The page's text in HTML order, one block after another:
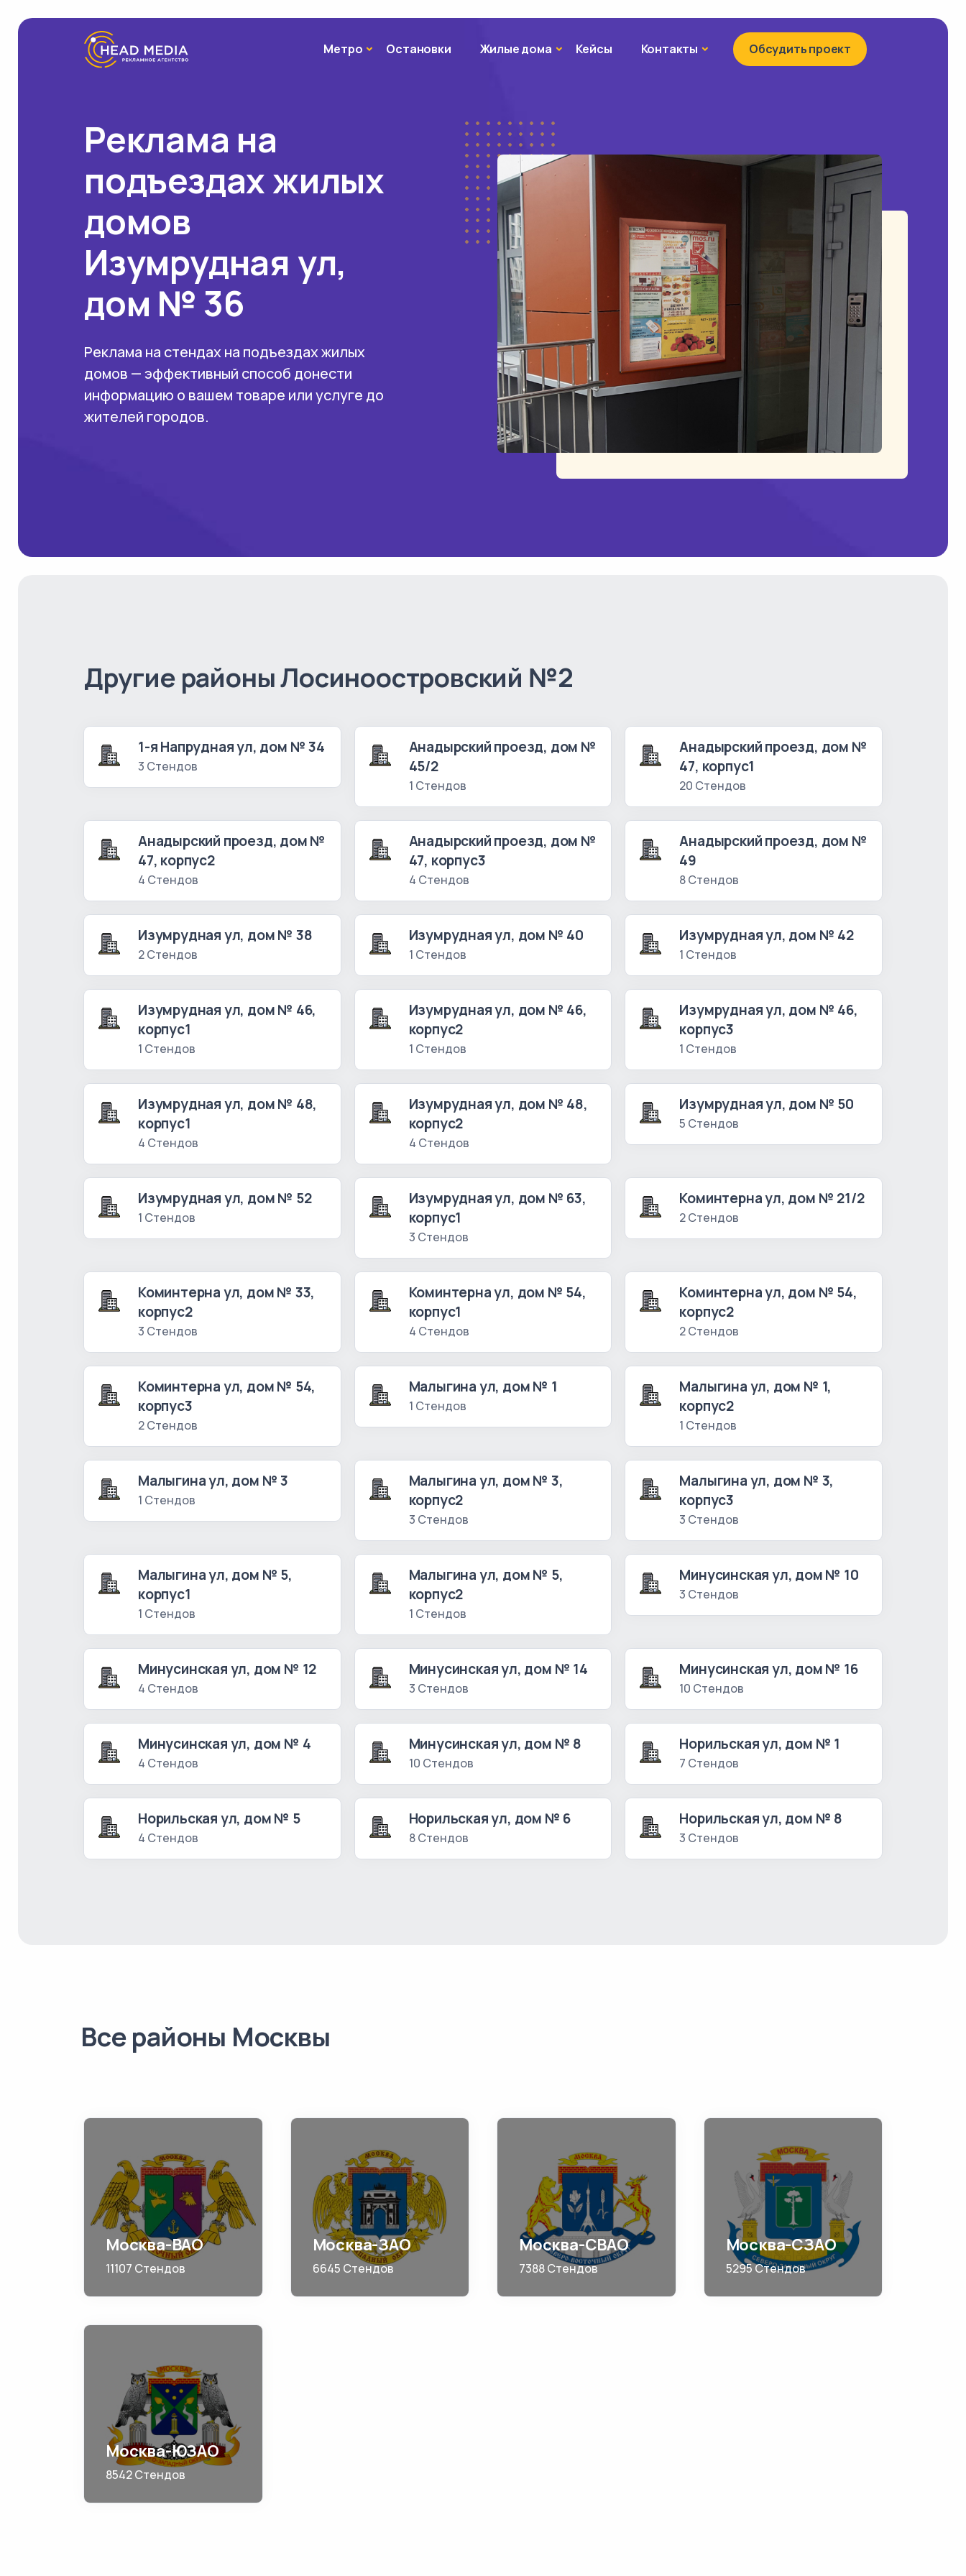
МетроМетроОстановки Жилые домаЖилые дома
Кейсы Контакты КонтактыОбсудить проект
Реклама на
подъездах жилых
домов
Изумрудная ул,
дом № 36
Реклама на стендах на подъездах жилых
домов — эффективный способ донести
информацию о вашем товаре или услуге до
жителей городов.
Другие районы Лосиноостровский №2
1-я Напрудная ул, дом № 34
3 Стендов
Анадырский проезд, дом №
45/2
1 Стендов
Анадырский проезд, дом №
47, корпус1
20 Стендов
Анадырский проезд, дом №
47, корпус2
4 Стендов
Анадырский проезд, дом №
47, корпус3
4 Стендов
Анадырский проезд, дом №
49
8 Стендов
Изумрудная ул, дом № 38
2 Стендов
Изумрудная ул, дом № 40
1 Стендов
Изумрудная ул, дом № 42
1 Стендов
Изумрудная ул, дом № 46,
корпус1
1 Стендов
Изумрудная ул, дом № 46,
корпус2
1 Стендов
Изумрудная ул, дом № 46,
корпус3
1 Стендов
Изумрудная ул, дом № 48,
корпус1
4 Стендов
Изумрудная ул, дом № 48,
корпус2
4 Стендов
Изумрудная ул, дом № 50
5 Стендов
Изумрудная ул, дом № 52
1 Стендов
Изумрудная ул, дом № 63,
корпус1
3 Стендов
Коминтерна ул, дом № 21/2
2 Стендов
Коминтерна ул, дом № 33,
корпус2
3 Стендов
Коминтерна ул, дом № 54,
корпус1
4 Стендов
Коминтерна ул, дом № 54,
корпус2
2 Стендов
Коминтерна ул, дом № 54,
корпус3
2 Стендов
Малыгина ул, дом № 1
1 Стендов
Малыгина ул, дом № 1,
корпус2
1 Стендов
Малыгина ул, дом № 3
1 Стендов
Малыгина ул, дом № 3,
корпус2
3 Стендов
Малыгина ул, дом № 3,
корпус3
3 Стендов
Малыгина ул, дом № 5,
корпус1
1 Стендов
Малыгина ул, дом № 5,
корпус2
1 Стендов
Минусинская ул, дом № 10
3 Стендов
Минусинская ул, дом № 12
4 Стендов
Минусинская ул, дом № 14
3 Стендов
Минусинская ул, дом № 16
10 Стендов
Минусинская ул, дом № 4
4 Стендов
Минусинская ул, дом № 8
10 Стендов
Норильская ул, дом № 1
7 Стендов
Норильская ул, дом № 5
4 Стендов
Норильская ул, дом № 6
8 Стендов
Норильская ул, дом № 8
3 Стендов
Все районы Москвы
Москва-ВАО
11107 Стендов
Москва-ЗАО
6645 Стендов
Москва-СВАО
7388 Стендов
Москва-СЗАО
5295 Стендов
Москва-ЮЗАО
8542 Стендов